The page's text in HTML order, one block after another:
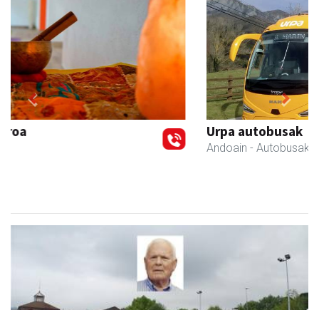
Urpa autobusak
Previous Next